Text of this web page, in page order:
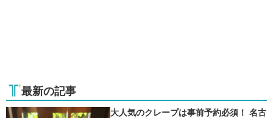
最新の記事
大人気のクレープは事前予約必須！ 名古